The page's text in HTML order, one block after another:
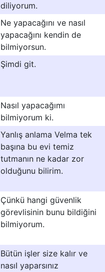
diliyorum.
Ne yapacağını ve nasıl
yapacağını kendin de
bilmiyorsun.
Şimdi git.
Nasıl yapacağımı
bilmiyorum ki.
Yanlış anlama Velma tek
başına bu evi temiz
tutmanın ne kadar zor
olduğunu bilirim.
Çünkü hangi güvenlik
görevlisinin bunu bildiğini
bilmiyorum.
Bütün işler size kalır ve
nasıI yaparsınız